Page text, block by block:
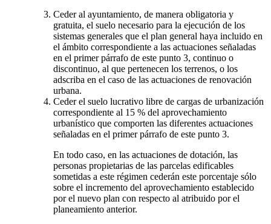
Ceder al ayuntamiento, de manera obligatoria y
gratuita, el suelo necesario para la ejecución de los
sistemas generales que el plan general haya incluido en
el ámbito correspondiente a las actuaciones señaladas
en el primer párrafo de este punto 3, continuo o
discontinuo, al que pertenecen los terrenos, o los
adscriba en el caso de las actuaciones de renovación
urbana.
Ceder el suelo lucrativo libre de cargas de urbanización
correspondiente al 15 % del aprovechamiento
urbanístico que comporten las diferentes actuaciones
señaladas en el primer párrafo de este punto 3.
En todo caso, en las actuaciones de dotación, las
personas propietarias de las parcelas edificables
sometidas a este régimen cederán este porcentaje sólo
sobre el incremento del aprovechamiento establecido
por el nuevo plan con respecto al atribuido por el
planeamiento anterior.